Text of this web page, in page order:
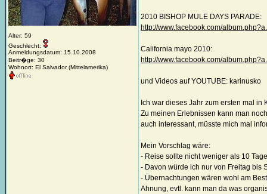
Alter: 59
Geschlecht:
Anmeldungsdatum: 15.10.2008
Beitr�ge: 30
Wohnort: El Salvador (Mittelamerika)
2010 BISHOP MULE DAYS PARADE:
http://www.facebook.com/
California mayo 2010:
http://www.facebook.com/
und Videos auf YOUTUBE: karinusko
Ich war dieses Jahr zum ersten mal in
Zu meinen Erlebnissen kann man
auch interessant, müsste mich mal
Mein Vorschlag wäre:
- Reise sollte nicht weniger als 10
- Davon würde ich nur von Freitag bis
- Übernachtungen wären wohl am
Ahnung, evtl. kann man da was